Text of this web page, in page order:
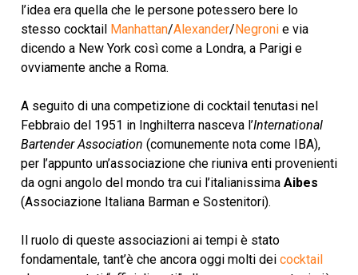
l’idea era quella che le persone potessero bere lo
stesso cocktail Manhattan/Alexander/Negronie via
dicendo a New York così come a Londra, a Parigi e
ovviamente anche a Roma.
A seguito di una competizione di cocktail tenutasi nel
Febbraio del 1951 in Inghilterra nasceva l’International
Bartender Association (comunemente nota come IBA),
per l’appunto un’associazione che riuniva enti provenienti
da ogni angolo del mondo tra cui l’italianissima Aibes
(Associazione Italiana Barman e Sostenitori).
Il ruolo di queste associazioni ai tempi è stato
fondamentale, tant’è che ancora oggi molti dei cocktail